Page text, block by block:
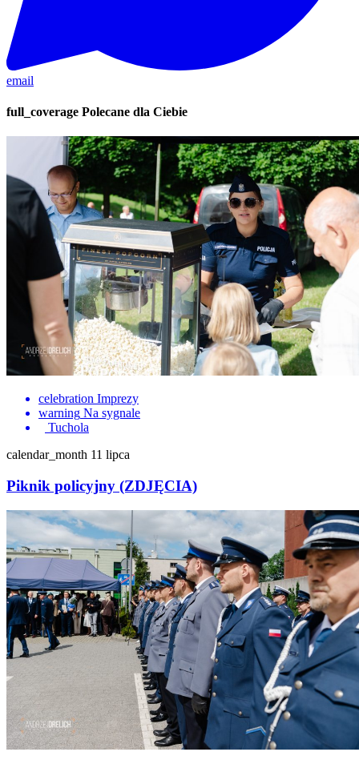
email
full_coverage Polecane dla Ciebie
celebration Imprezy
warning Na sygnale
Tuchola
calendar_month 11 lipca
Piknik policyjny (ZDJĘCIA)